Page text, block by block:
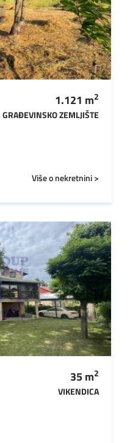
1.121 m2
GRAĐEVINSKO ZEMLJIŠTE
Više o nekretnini >
35m2
VIKENDICA